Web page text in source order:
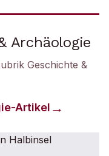
Archäologie
Geschichte &
-Artikel